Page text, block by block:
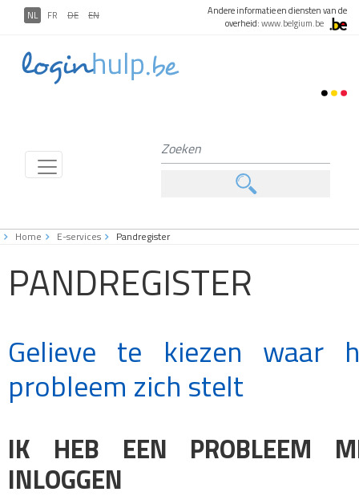
NL FR DE EN
Andere informatie en diensten van de
overheid:www.belgium.be
Home E-services Pandregister
PANDREGISTER
Gelieve te kiezen waar
probleem zich stelt
IK HEB EEN PROBLEEM
INLOGGEN